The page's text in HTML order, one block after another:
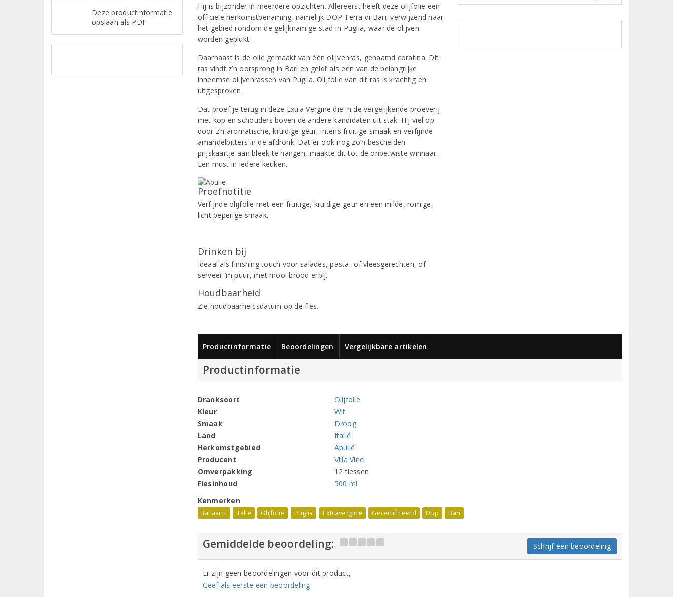
Deze productinformatie
opslaan als PDF
Hij is bijzonder in meerdere opzichten. Allereerst heeft deze olijfolie een
officiële herkomstbenaming, namelijk DOP Terra di Bari, verwijzend naar
het gebied rondom de gelijknamige stad in Puglia, waar de olijven
worden geplukt.
Daarnaast is de olie gemaakt van één olijvenras, genaamd coratina. Dit
ras vindt z’n oorsprong in Bari en geldt als een van de belangrijke
inheemse olijvenrassen van Puglia. Olijfolie van dit ras is krachtig en
uitgesproken.
Dat proef je terug in deze Extra Vergine die in de vergelijkende proeverij
met kop en schouders boven de andere kandidaten uit stak. Hij viel op
door z’n aromatische, kruidige geur, intens fruitige smaak en verfijnde
amandelbitters in de afdronk. Dat er ook nog zo’n bescheiden
prijskaartje aan bleek te hangen, maakte dit tot de onbetwiste winnaar.
Een must in iedere keuken.
Proefnotitie
Verfijnde olijfolie met een fruitige, kruidige geur en een milde, romige,
licht peperige smaak.
Drinken bij
Ideaal als finishing touch voor salades, pasta- of vleesgerechten, of
serveer ‘m puur, met mooi brood erbij.
Houdbaarheid
Zie houdbaarheidsdatum op de fles.
Productinformatie Beoordelingen Vergelijkbare artikelen
Productinformatie
Dranksoort
Olijfolie
Kleur
Wit
Smaak
Droog
Land
Italië
Herkomstgebied
Apulië
Producent
Villa Vinci
Omverpakking
12 flessen
Flesinhoud
500 ml
Kenmerken
Italiaans Italie Olijfolie Puglia Extravergine Gecertificeerd Dop Bari
Gemiddelde beoordeling: Schrijf een beoordeling
Er zijn geen beoordelingen voor dit product,
Geef als eerste een beoordeling